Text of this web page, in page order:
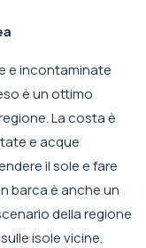
e incontaminate
è un ottimo
La costa è
e acque
il sole e fare
barca è anche un
della regione
isole vicine.